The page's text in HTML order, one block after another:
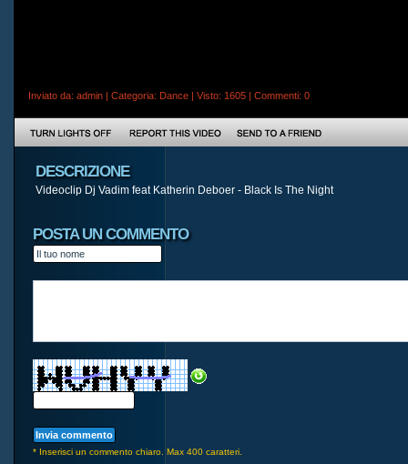
Inviato da: admin | Categoria: Dance | Visto: 1605 | Commenti: 0
DESCRIZIONE
Videoclip Dj Vadim feat Katherin Deboer - Black Is The Night
POSTA UN COMMENTO
* Inserisci un commento chiaro. Max 400 caratteri.